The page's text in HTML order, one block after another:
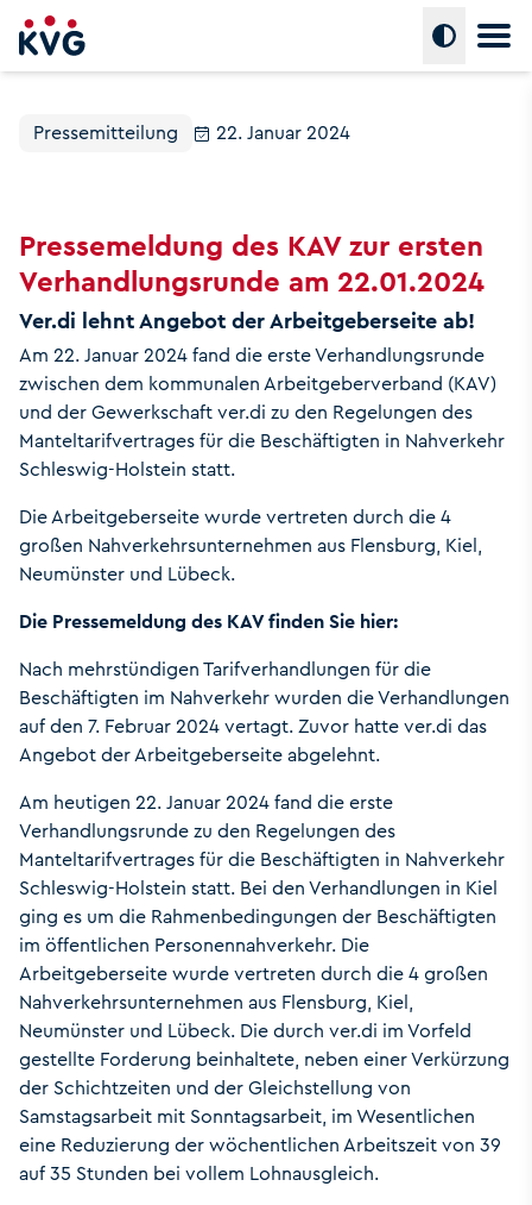
Pressemitteilung 22. Januar 2024
Pressemeldung des KAV zur ersten
Verhandlungsrunde am 22.01.2024
Ver.di lehnt Angebot der Arbeitgeberseite ab!
Am 22. Januar 2024 fand die erste Verhandlungsrunde
zwischen dem kommunalen Arbeitgeberverband (KAV)
und der Gewerkschaft ver.di zu den Regelungen des
Manteltarifvertrages für die Beschäftigten in Nahverkehr
Schleswig-Holstein statt.
Die Arbeitgeberseite wurde vertreten durch die 4
großen Nahverkehrsunternehmen aus Flensburg, Kiel,
Neumünster und Lübeck.
Die Pressemeldung des KAV finden Sie hier:
Nach mehrstündigen Tarifverhandlungen für die
Beschäftigten im Nahverkehr wurden die Verhandlungen
auf den 7. Februar 2024 vertagt. Zuvor hatte ver.di das
Angebot der Arbeitgeberseite abgelehnt.
Am heutigen 22. Januar 2024 fand die erste
Verhandlungsrunde zu den Regelungen des
Manteltarifvertrages für die Beschäftigten in Nahverkehr
Schleswig-Holstein statt. Bei den Verhandlungen in Kiel
ging es um die Rahmenbedingungen der Beschäftigten
im öffentlichen Personennahverkehr. Die
Arbeitgeberseite wurde vertreten durch die 4 großen
Nahverkehrsunternehmen aus Flensburg, Kiel,
Neumünster und Lübeck. Die durch ver.di im Vorfeld
gestellte Forderung beinhaltete, neben einer Verkürzung
der Schichtzeiten und der Gleichstellung von
Samstagsarbeit mit Sonntagsarbeit, im Wesentlichen
eine Reduzierung der wöchentlichen Arbeitszeit von 39
auf 35 Stunden bei vollem Lohnausgleich.